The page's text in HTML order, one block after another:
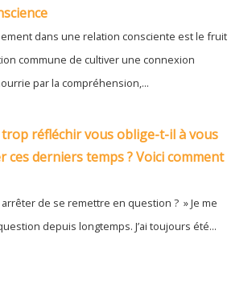
dans une relation consciente est le fruit
commune de cultiver une connexion
par la compréhension,...
réfléchir vous oblige-t-il à vous
ces derniers temps ? Voici comment
arrêter de se remettre en question ? » Je me
depuis longtemps. J’ai toujours été...